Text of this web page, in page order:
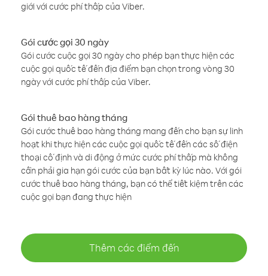
giới với cước phí thấp của Viber.
Gói cước gọi 30 ngày
Gói cước cuộc gọi 30 ngày cho phép bạn thực hiện các
cuộc gọi quốc tế đến địa điểm bạn chọn trong vòng 30
ngày với cước phí thấp của Viber.
Gói thuê bao hàng tháng
Gói cước thuê bao hàng tháng mang đến cho bạn sự linh
hoạt khi thực hiện các cuộc gọi quốc tế đến các số điện
thoại cố định và di động ở mức cước phí thấp mà không
cần phải gia hạn gói cước của bạn bất kỳ lúc nào. Với gói
cước thuê bao hàng tháng, bạn có thể tiết kiệm trên các
cuộc gọi bạn đang thực hiện
Thêm các điểm đến